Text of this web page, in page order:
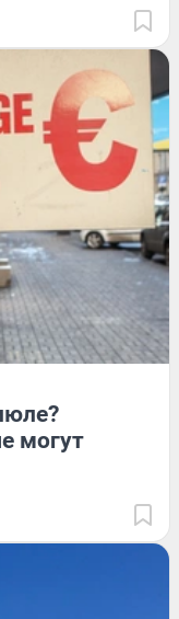
могут